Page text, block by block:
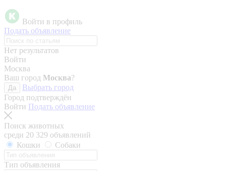
Войти в профиль
Подать объявление
Нет результатов
Войти
Москва
Ваш город Москва?
Да
Выбрать город
Город подтверждён
Войти Подать объявление
Поиск животных
среди 20 329 объявлений
Кошки
Собаки
Тип объявления